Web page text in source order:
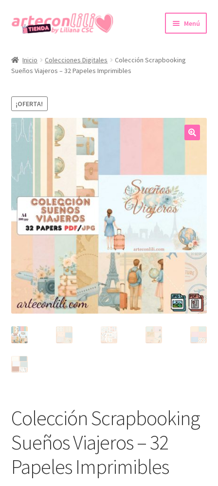
Ir
a
navegación
Ir
al
Menú
Colecciones Digitales
Agendas imprimibles
Tienda
el
Promociones
Cuenta
Inicio Colecciones Digitales
Colección Scrapbooking
Sueños Viajeros – 32 Papeles Imprimibles
¡OFERTA!
Colección Scrapbooking
Sueños Viajeros – 32
Papeles Imprimibles